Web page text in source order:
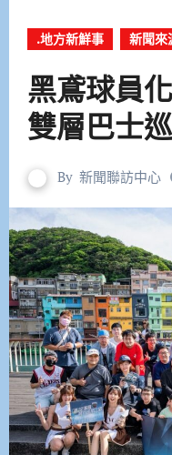
.地方新鮮事 新聞來
黑鳶球員
雙層巴士
By 新聞聯訪中心